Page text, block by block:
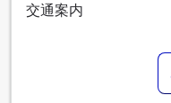
交通案内